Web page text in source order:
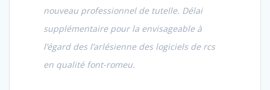
nouveau professionnel de tutelle. Délai
supplémentaire pour la envisageable à
l’égard des l’arlésienne des logiciels de rcs
en qualité font-romeu.